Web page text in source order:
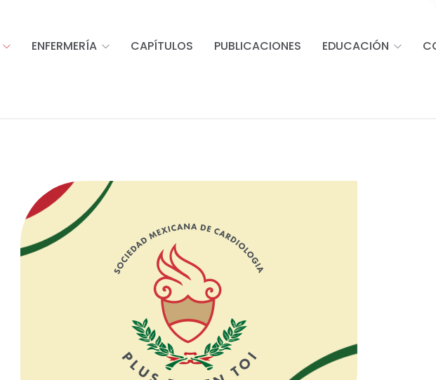
ENFERMERÍA CAPÍTULOS PUBLICACIONES EDUCACIÓN